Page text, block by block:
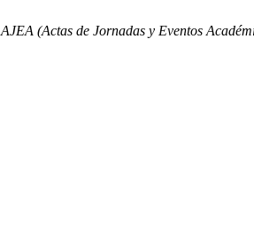
AJEA (Actas de Jornadas y Eventos